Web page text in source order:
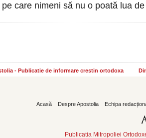
care nimeni să nu o poată lua
- Publicatie de informare crestin ortodoxa
Acasă Despre Apostolia Echipa
Publicatia Mitropoliei